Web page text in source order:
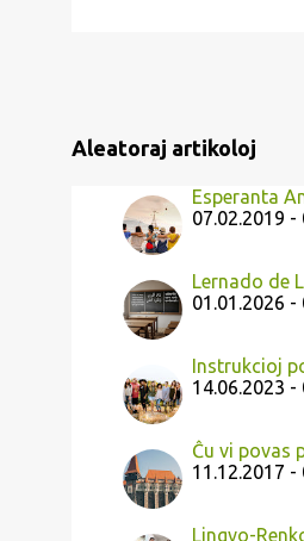
Aleatoraj artikoloj
Esperanta
07.02.2019
Lernado de
01.01.2026
Instrukcioj
14.06.2023
Ĉu vi povas
11.12.2017
Lingvo-